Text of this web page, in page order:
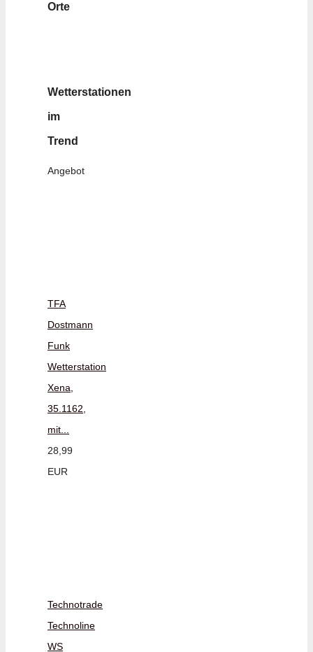
Orte
Wetterstationen
im
Trend
Angebot
TFA
Dostmann
Funk
Wetterstation
Xena,
35.1162,
mit...
28,99
EUR
Technotrade
Technoline
WS